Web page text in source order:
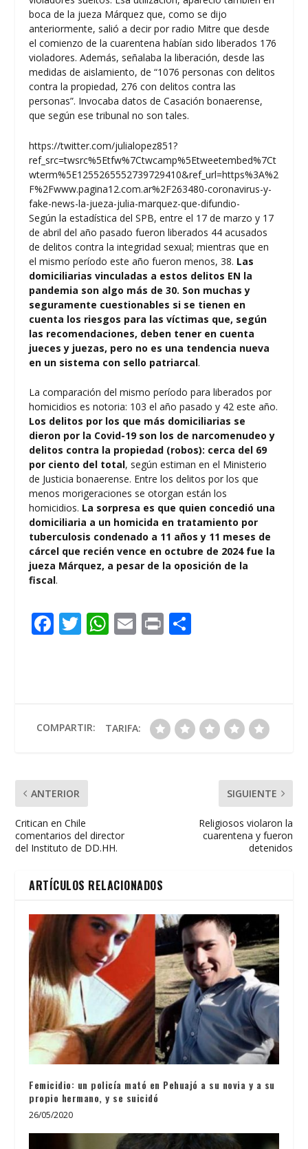
boca de la jueza Márquez que, como se dijo
anteriormente, salió a decir por radio Mitre que desde
el comienzo de la cuarentena habían sido liberados 176
violadores. Además, señalaba la liberación, desde las
medidas de aislamiento, de “1076 personas con delitos
contra la propiedad, 276 con delitos contra las
personas”. Invocaba datos de Casación bonaerense,
que según ese tribunal no son tales.
https://twitter.com/julialopez851?
ref_src=twsrc%5Etfw%7Ctwcamp%5Etweetembed%7Ct
wterm%5E1255265552739729410&ref_url=https%3A%2
F%2Fwww.pagina12.com.ar%2F263480-coronavirus-y-
fake-news-la-jueza-julia-marquez-que-difundio-
Según la estadística del SPB, entre el 17 de marzo y 17
de abril del año pasado fueron liberados 44 acusados
de delitos contra la integridad sexual; mientras que en
el mismo período este año fueron menos, 38. Las
domiciliarias vinculadas a estos delitos EN la
pandemia son algo más de 30. Son muchas y
seguramente cuestionables si se tienen en
cuenta los riesgos para las víctimas que, según
las recomendaciones, deben tener en cuenta
jueces y juezas, pero no es una tendencia nueva
en un sistema con sello patriarcal.
La comparación del mismo período para liberados por
homicidios es notoria: 103 el año pasado y 42 este año.
Los delitos por los que más domiciliarias se
dieron por la Covid-19 son los de narcomenudeo y
delitos contra la propiedad (robos): cerca del 69
por ciento del total, según estiman en el Ministerio
de Justicia bonaerense. Entre los delitos por los que
menos morigeraciones se otorgan están los
homicidios. La sorpresa es que quien concedió una
domiciliaria a un homicida en tratamiento por
tuberculosis condenado a 11 años y 11 meses de
cárcel que recién vence en octubre de 2024 fue la
jueza Márquez, a pesar de la oposición de la
fiscal.
F
o
o
T W
A
p
E Pr
ar
ti
COMPARTIR: TARIFA:
ANTERIOR
Critican en Chile
comentarios del director
del Instituto de DD.HH.
SIGUIENTE
Religiosos violaron la
cuarentena y fueron
detenidos
ARTÍCULOS RELACIONADOS
Femicidio: un policía mató en Pehuajó a su novia y a su
propio hermano, y se suicidó
26/05/2020